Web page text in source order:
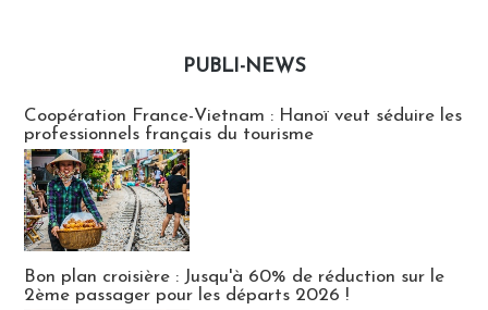
PUBLI-NEWS
Coopération France-Vietnam : Hanoï veut séduire les
professionnels français du tourisme
Bon plan croisière : Jusqu'à 60% de réduction sur le
2ème passager pour les départs 2026 !